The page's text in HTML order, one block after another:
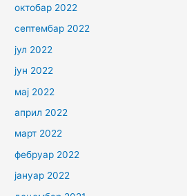
октобар 2022
септембар 2022
јул 2022
јун 2022
мај 2022
април 2022
март 2022
фебруар 2022
јануар 2022